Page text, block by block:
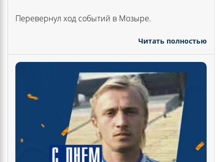
Перевернул ход событий в Мозыре.
Читать полностью